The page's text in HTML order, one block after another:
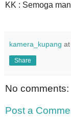
KK : Semoga
kamera_kupang at
Share
No comments:
Post a